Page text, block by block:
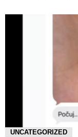
UNCATEGORIZED